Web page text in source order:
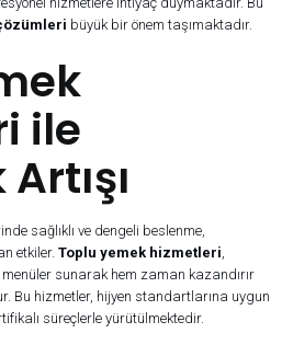
büyük bir önem taşımaktadır.
ile
sağlıklı ve dengeli beslenme,
etkiler. Toplu yemek hizmetleri
sunarak hem zaman kazandırır
Bu hizmetler, hijyen standartlarına uygun
süreçlerle yürütülmektedir.